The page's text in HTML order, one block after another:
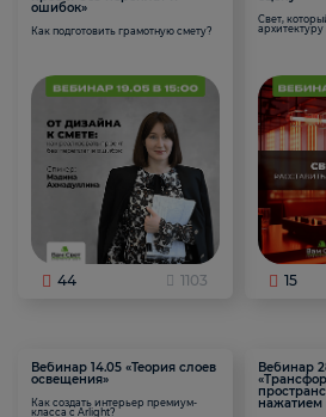
ошибок»
Как подготовить грамотную смету?
44 1103
Свет,
15
Вебинар 14.05 «Теория слоев
освещения»
Как создать интерьер премиум-
класса с Arlight?
Вебинар
нажатием